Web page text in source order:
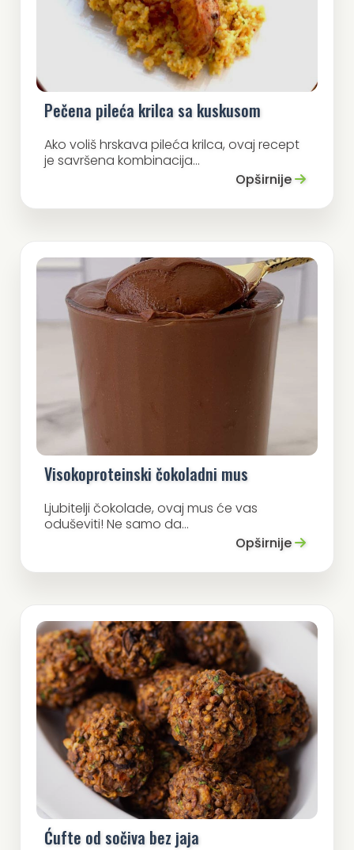
Pečena pileća krilca sa kuskusom
Ako voliš hrskava pileća krilca, ovaj recept
je savršena kombinacija...
Opširnije
Visokoproteinski čokoladni mus
Ljubitelji čokolade, ovaj mus će vas
oduševiti! Ne samo da...
Opširnije
Ćufte od sočiva bez jaja